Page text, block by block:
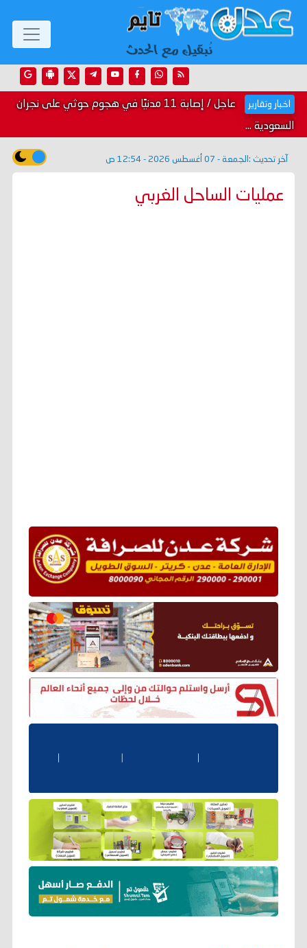
اخبار وتقارير عاجل / إصابة 11 مدنيًا في هجوم حوثي على نجران
السعودية ...
آخر تحديث : الجمعة - 07 أغسطس 2026 - 12:54 ص
عمليات الساحل الغربي